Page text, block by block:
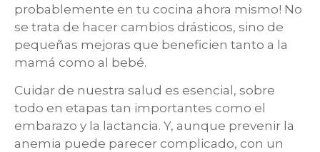
probablemente en tu cocina ahora mismo! No
se trata de hacer cambios drásticos, sino de
pequeñas mejoras que beneficien tanto a la
mamá como al bebé.
Cuidar de nuestra salud es esencial, sobre
todo en etapas tan importantes como el
embarazo y la lactancia. Y, aunque prevenir la
anemia puede parecer complicado, con un